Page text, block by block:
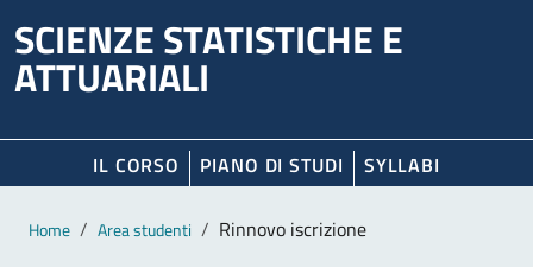
SCIENZE STATISTICHE E
ATTUARIALI
IL CORSO PIANO DI STUDI SYLLABI
Contenuto principale
Breadcrumb
Home Area studenti Rinnovo iscrizione